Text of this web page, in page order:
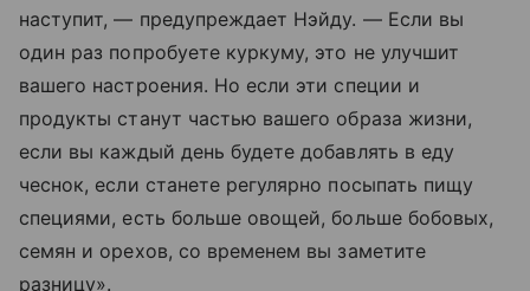
наступит, — предупреждает Нэйду. — Если вы
один раз попробуете куркуму, это не улучшит
вашего настроения. Но если эти специи и
продукты станут частью вашего образа жизни,
если вы каждый день будете добавлять в еду
чеснок, если станете регулярно посыпать пищу
специями, есть больше овощей, больше бобовых,
семян и орехов, со временем вы заметите
разницу».